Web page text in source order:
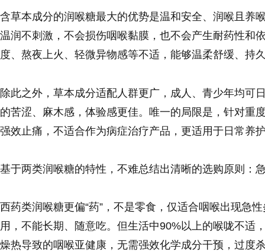
含草本成分的润喉糖最大的优势是温和安全、润喉且养
温润不刺激，不会损伤咽喉黏膜，也不会产生耐药性和
度、熬夜上火、轻微异物感等不适，能够温柔舒缓、持
除此之外，草本成分适配人群更广，成人、青少年均可
的苦涩、麻木感，体验感更佳。唯一的局限是，针对重
强效止痛，不适合作为病症治疗产品，更适用于日常养
基于两类润喉糖的特性，不难总结出清晰的选购原则：
西药类润喉糖更偏“药”，不是零食，仅适合咽喉出现急
用，不能长期、随意吃。但生活中90%以上的喉咙不适
燥热导致的咽喉亚健康，无需强效化学成分干预，过度